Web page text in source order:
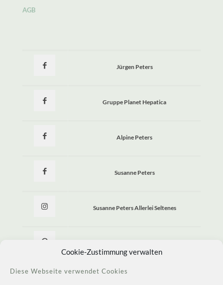
Cookie-Zustimmung verwalten
Diese Webseite verwendet Cookies
AGB
Jürgen Peters
Gruppe Planet Hepatica
Alpine Peters
Susanne Peters
Susanne Peters Allerlei Seltenes